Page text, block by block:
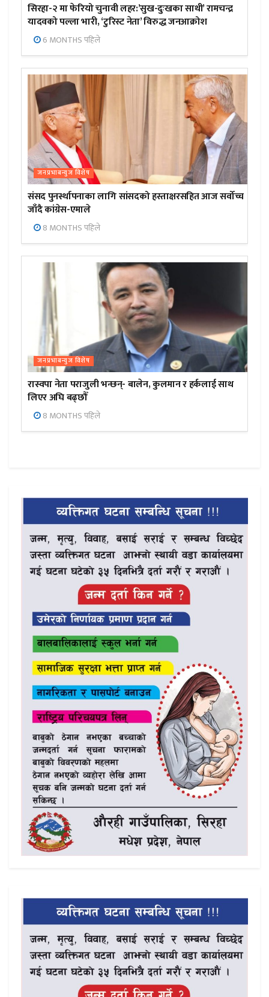
सिरहा-२ मा फेरियो चुनावी लहर:’सुख-दुःखका साथी’ रामचन्द्र
यादवको पल्ला भारी, ‘टुरिस्ट नेता’ विरुद्ध जनआक्रोश
6 MONTHS पहिले
जनप्रभाबन्युज विशेष
संसद पुनर्स्थापनाका लागि सांसदको हस्ताक्षरसहित आज सर्वोच्च
जाँदै कांग्रेस-एमाले
8 MONTHS पहिले
जनप्रभाबन्युज विशेष
रास्वपा नेता पराजुली भन्छन्- बालेन, कुलमान र हर्कलाई साथ
लिएर अघि बढ्छौँ
8 MONTHS पहिले